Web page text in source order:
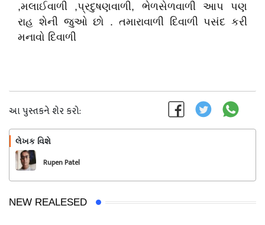
,મલાઈવાળી ,પ્રદુષણવાળી, ભેળસેળવાળી આપ પણ
રાહ શેની જુઓ છો . તમારાવાળી દિવાળી પસંદ કરી
મનાવો દિવાળી
આ પુસ્તકને શેર કરો:
લેખક વિશે
Rupen Patel
NEW REALESED